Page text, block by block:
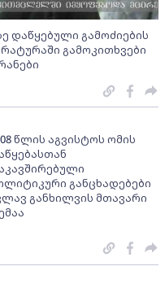
დაწყებული გამოძიების
გამოკითხვები
წლის აგვისტოს ომის
განცხადებები
განხილვის მთავარი